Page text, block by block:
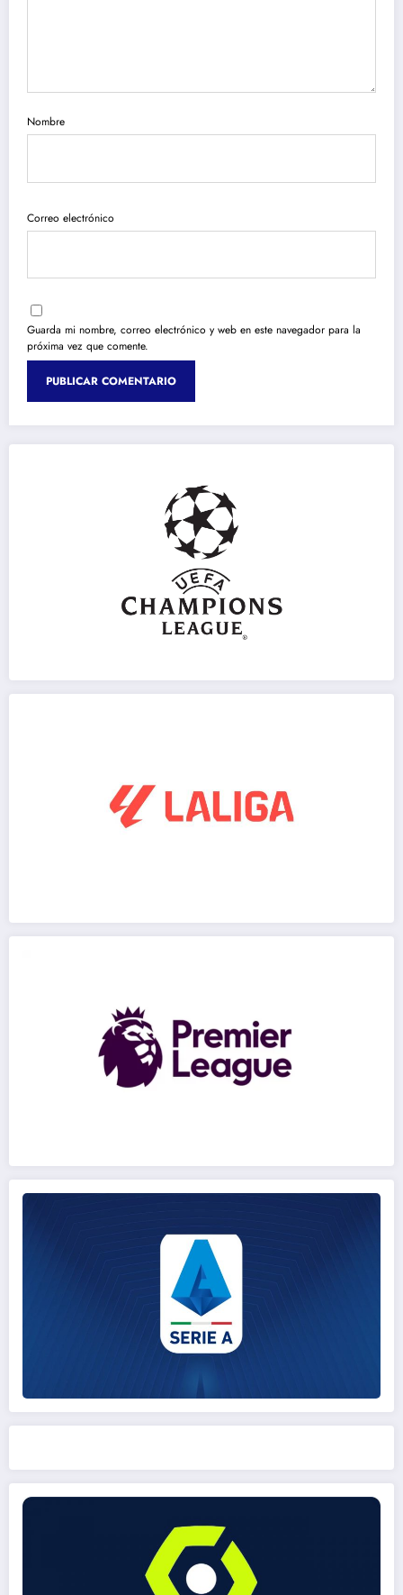
Nombre
Correo electrónico
Guarda mi nombre, correo electrónico y web en este navegador para la
próxima vez que comente.